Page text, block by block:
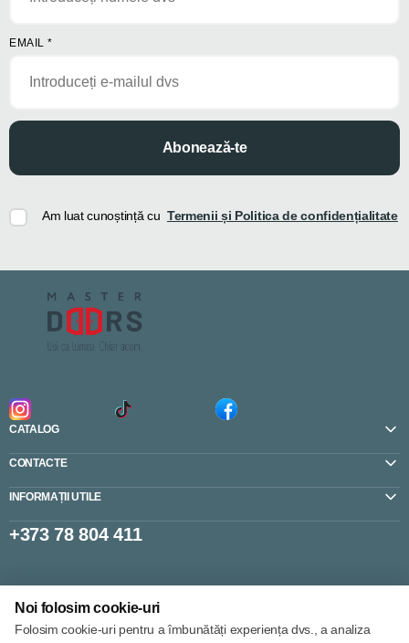
EMAIL *
Abonează-te
Am luat cunoștință cu Termenii și Politica de confidențialitate
CATALOG
CONTACTE
INFORMAȚII UTILE
+373 78 804 411
Setări cookie-uri
Politica de cookie-uri
Noi folosim cookie-uri
Folosim cookie-uri pentru a îmbunătăți experiența dvs., a analiza